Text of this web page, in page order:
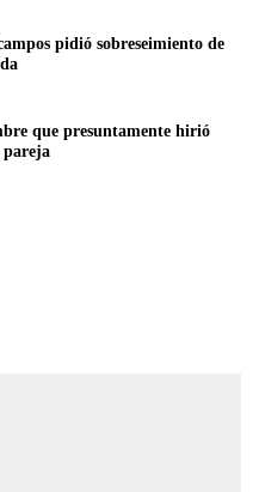
pidió sobreseimiento de
que presuntamente hirió